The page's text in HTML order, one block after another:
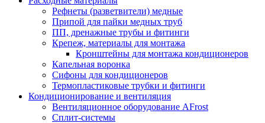
Рефнеты (разветвители) медные
Припой для пайки медных труб
ПП, дренажные трубы и фитинги
Крепеж, материалы для монтажа
Кронштейны для монтажа кондиционеров
Капельная воронка
Сифоны для кондиционеров
Термопластиковые трубки и фитинги
Кондиционирование и вентиляция
Вентиляционное оборудование AFrost
Сплит-системы